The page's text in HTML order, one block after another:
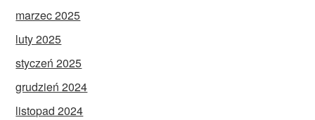
marzec 2025
luty 2025
styczeń 2025
grudzień 2024
listopad 2024